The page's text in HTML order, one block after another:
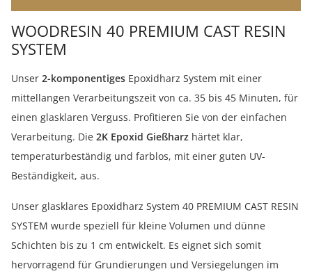
WOODRESIN 40 PREMIUM CAST RESIN
SYSTEM
Unser 2-komponentiges Epoxidharz System mit einer
mittellangen Verarbeitungszeit von ca. 35 bis 45 Minuten, für
einen glasklaren Verguss. Profitieren Sie von der einfachen
Verarbeitung. Die 2K Epoxid Gießharz härtet klar,
temperaturbeständig und farblos, mit einer guten UV-
Beständigkeit, aus.
Unser glasklares Epoxidharz System 40 PREMIUM CAST RESIN
SYSTEM wurde speziell für kleine Volumen und dünne
Schichten bis zu 1 cm entwickelt. Es eignet sich somit
hervorragend für Grundierungen und Versiegelungen im